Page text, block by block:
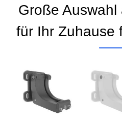
Große
für Ihr Zuhause